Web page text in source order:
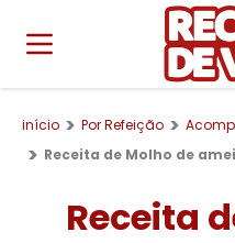
início Por Refeição
Receita de Molho de
Receita